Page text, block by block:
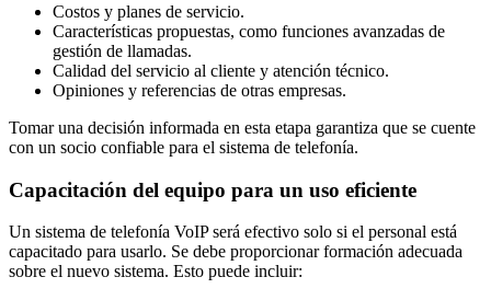
Costos y planes de servicio.
Características propuestas, como funciones avanzadas de
gestión de llamadas.
Calidad del servicio al cliente y atención técnico.
Opiniones y referencias de otras empresas.
Tomar una decisión informada en esta etapa garantiza que se cuente
con un socio confiable para el sistema de telefonía.
Capacitación del equipo para un uso eficiente
Un sistema de telefonía VoIP será efectivo solo si el personal está
capacitado para usarlo. Se debe proporcionar formación adecuada
sobre el nuevo sistema. Esto puede incluir: